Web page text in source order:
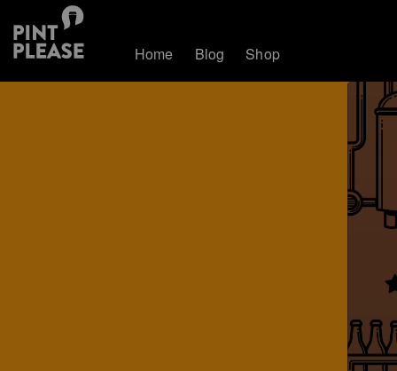
Home Blog Shop